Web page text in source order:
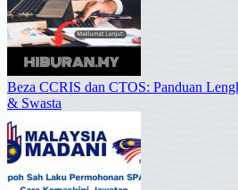
Beza CCRIS dan CTOS: Panduan
& Swasta